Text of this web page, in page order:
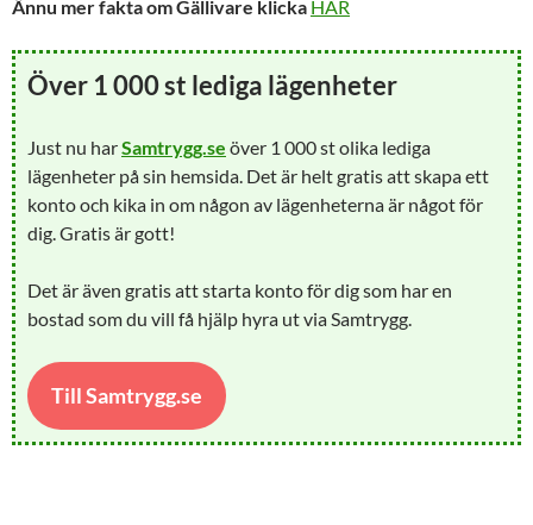
Ännu mer fakta om Gällivare klicka HÄR
Över 1 000 st lediga lägenheter
Just nu harSamtrygg.se över 1 000 st olika lediga
lägenheter på sin hemsida. Det är helt gratis att skapa ett
konto och kika in om någon av lägenheterna är något för
dig. Gratis är gott!
Det är även gratis att starta konto för dig som har en
bostad som du vill få hjälp hyra ut via Samtrygg.
Till Samtrygg.se